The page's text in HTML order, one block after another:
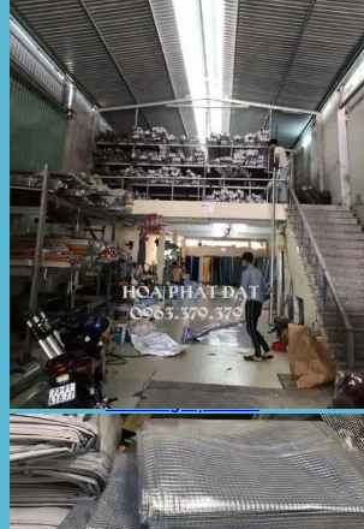
Sản Phẩm Mái Che Di Động
Mái hiên di động
Mái xếp di động
Nhà bạt di động
Motor kéo bạt che
Dự Án Hòa Phát Đạt
Lưới che nắng
Màng phủ nông nghiệp
Bạt Kéo Quán Cafe
Bạt Kéo Sân Trường
Thi Công Mái Xếp Hà Nội
Thi Công Mái Xếp TPHCM
Thi Công Mái Xếp Bình Dương
Thi Công Mái Xếp Biên Hòa
Tin tức
Hoạt động
May bạt mái che
Thi công bạt lót lồ
Thay bạt áo dù
Thay bạt mái che
Thi công mái tôn
Tuyển Dụng Hòa Phát Đạt
Liên hệ Hòa Phát Đạt